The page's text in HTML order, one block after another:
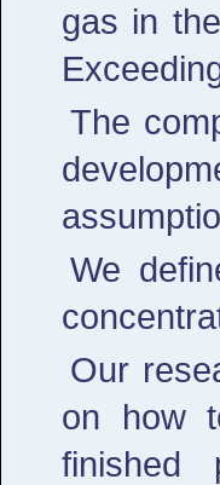
gas in
The
We
Our
on how
finished